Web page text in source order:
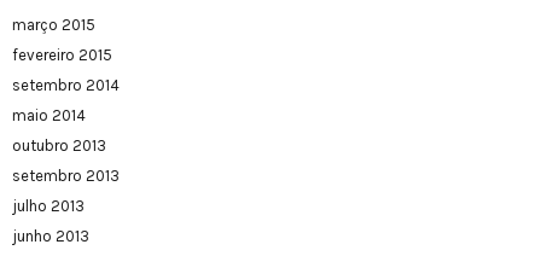
março 2015
fevereiro 2015
setembro 2014
maio 2014
outubro 2013
setembro 2013
julho 2013
junho 2013